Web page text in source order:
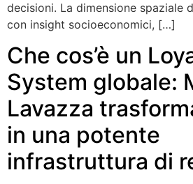
decisioni. La dimensione spaziale
con insight socioeconomici, […]
Che cos’è un
System globale:
Lavazza
in una potente
infrastruttura di